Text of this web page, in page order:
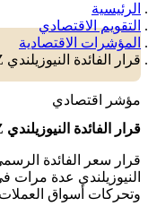
الرئيسية
التقويم الاقتصادي
المؤشرات الاقتصادية
قرار الفائدة النيوزيلندي RBNZ
مؤشر اقتصادي
قرار الفائدة النيوزيلندي RBNZ
النيوزيلندي عدة مرات
وتحركات أسواق